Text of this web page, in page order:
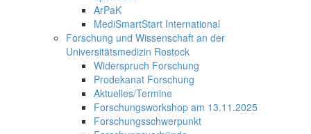
ArPaK
MediSmartStart International
Forschung und Wissenschaft an der
Universitätsmedizin Rostock
Widerspruch Forschung
Prodekanat Forschung
Aktuelles/Termine
Forschungsworkshop am 13.11.2025
Forschungsschwerpunkt